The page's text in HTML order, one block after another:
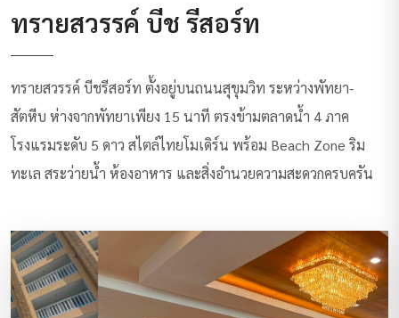
ทรายสวรรค์ บีช รีสอร์ท
ทรายสวรรค์ บีชรีสอร์ท ตั้งอยู่บนถนนสุขุมวิท ระหว่างพัทยา-
สัตหีบ ห่างจากพัทยาเพียง 15 นาที ตรงข้ามตลาดน้ำ 4 ภาค
โรงแรมระดับ 5 ดาว สไตล์ไทยโมเดิร์น พร้อม Beach Zone ริม
ทะเล สระว่ายน้ำ ห้องอาหาร และสิ่งอำนวยความสะดวกครบครัน